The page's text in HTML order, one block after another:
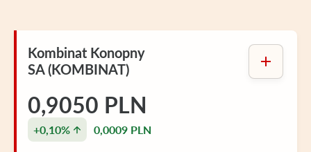
Kombinat Konopny
SA (KOMBINAT)
0,9050 PLN
+0,10% 0,0009 PLN